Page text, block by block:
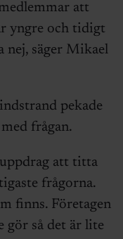
att
yngre och tidigt
nej, säger Mikael
pekade
frågan.
att titta
frågorna.
finns. Företagen
gör så det är lite